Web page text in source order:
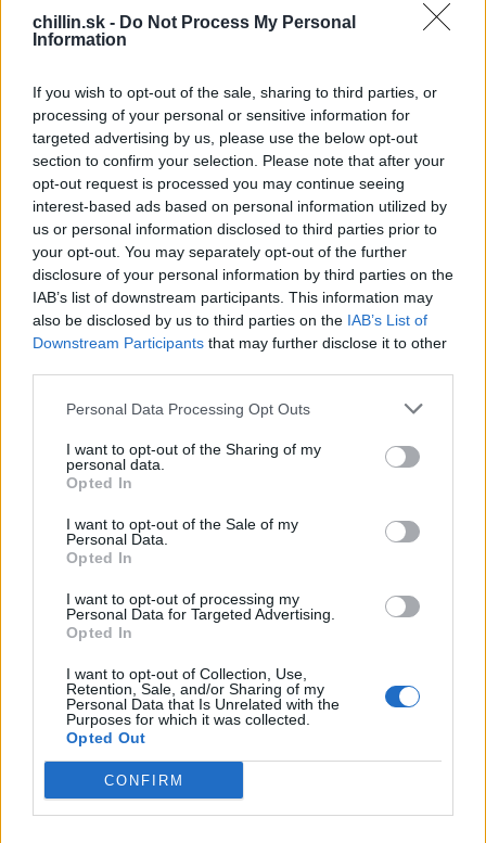
chillin.sk - Do Not Process My Personal
Information
If you wish to opt-out of the sale, sharing to third parties, or
processing of your personal or sensitive information for
targeted advertising by us, please use the below opt-out
section to confirm your selection. Please note that after your
opt-out request is processed you may continue seeing
interest-based ads based on personal information utilized by
us or personal information disclosed to third parties prior to
your opt-out. You may separately opt-out of the further
disclosure of your personal information by third parties on the
IAB’s list of downstream participants. This information may
also be disclosed by us to third parties on the IAB’s List of
Downstream Participants that may further disclose it to other
Personal Data Processing Opt Outs
I want to opt-out of the Sharing of my
personal data.
Opted In
I want to opt-out of the Sale of my
Personal Data.
Opted In
I want to opt-out of processing my
Personal Data for Targeted Advertising.
Opted In
I want to opt-out of Collection, Use,
Retention, Sale, and/or Sharing of my
Personal Data that Is Unrelated with the
Purposes for which it was collected.
Opted Out
CONFIRM
Z vysokoškolákov ľavákov zbohatlo 26% viac ako
pravákov.
Dozrievajú neskôršie.
U ľavákov je o 3% väčšia šanca na alkoholizmus.
Polovica mačiek a myší sú ľaváci.
Najdlšie slovo ktoré vie ľavák napísať na klávesnici po
anglicky je: (sweater (pulóver), dress (šaty), tesserae
Medzi astronautami Apollo bol zo 4-roch ľudí jeden
Štúdie ukázali že ľaváci si viac cenia dobrodružstvá a
Štúdie ukázali aj to že ľaváci sú lepší v matematike,
slabší.
Deň ľavákov je 13-tého apríla.
Dávno bol ľavák hodnotený negatívne, boli
priraďovaný ku zvykom, zlým veciam, nervovým
e
a
r
c
h
f